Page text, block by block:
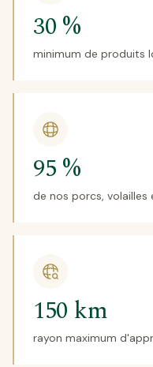
30 %
minimum de produits
95 %
de nos porcs, volailles
150 km
rayon maximum